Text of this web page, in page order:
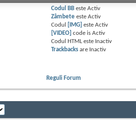
Codul BB esteActiv
Zâmbete esteActiv
Codul
[IMG] esteActiv
[VIDEO] code isActiv
Codul HTML este Inactiv
Trackbacks are Inactiv
Reguli Forum